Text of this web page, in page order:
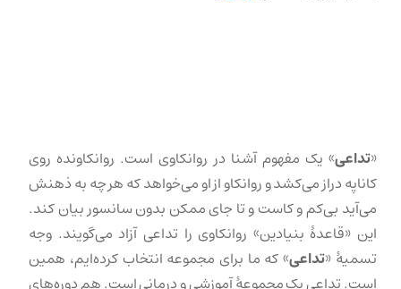
«تداعی» یک مفهوم آشنا در روانکاوی است. روانکاونده روی
کاناپه دراز می‌کشد و روانکاو از او می‌خواهد که هر چه به ذهنش
می‌آید بی‌کم و کاست و تا جای ممکن بدون سانسور بیان کند.
این «قاعدهٔ بنیادین» روانکاوی را تداعی آزاد می‌گویند. وجه
تسمیهٔ «تداعی» که ما برای مجموعه انتخاب کرده‌ایم، همین
است. تداعی یک مجموعهٔ آموزشی و درمانی است. هم دوره‌های